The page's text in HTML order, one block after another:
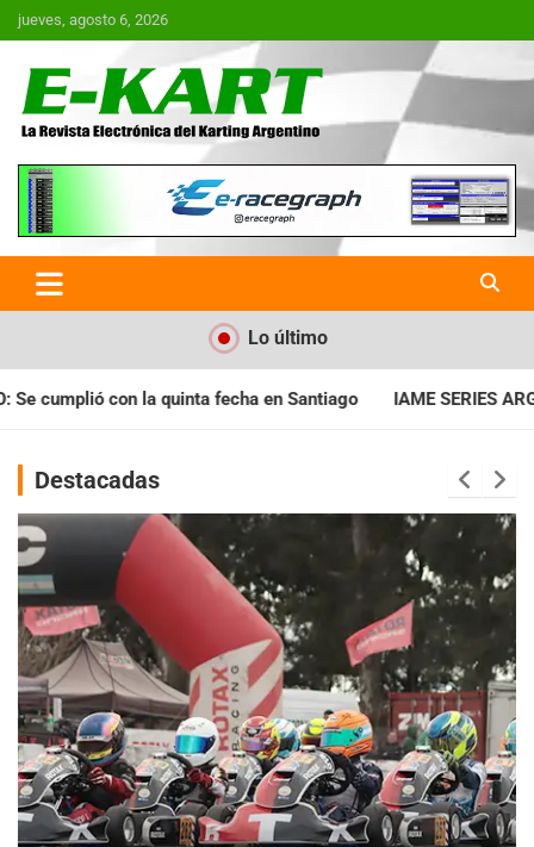
Saltar
al
jueves, agosto 6, 2026
E-Kart.com.ar | La Revista
Electrónica del Karting en
Argentina
Lo último
en Santiago IAME SERIES ARGENTINA: Horarios para la
Destacadas